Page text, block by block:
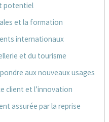
potentiel
et la formation
internationaux
et du tourisme
aux nouveaux usages
client et l’innovation
assurée par la reprise